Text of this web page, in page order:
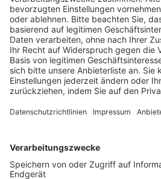
Schulungsangebot Vereinsmitarbeiter
BFV-Geschäftsstellen
Trainerbörse
Login SpielPlus
FOLGE DEM BFV
TOP-VEREINE